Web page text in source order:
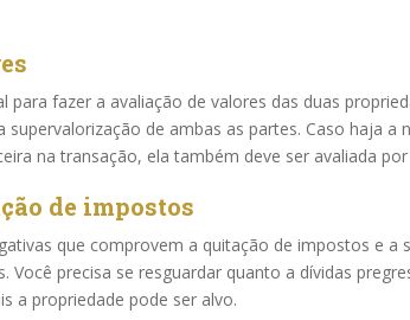
para fazer a avaliação de valores das duas
supervalorização de ambas as partes. Caso haja a
na transação, ela também deve ser avaliada por
de impostos
que comprovem a quitação de impostos e a
Você precisa se resguardar quanto a dívidas
a propriedade pode ser alvo.